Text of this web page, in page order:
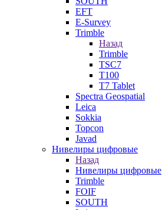
EFT
E-Survey
Trimble
Назад
Trimble
TSC7
T100
T7 Tablet
Spectra Geospatial
Leica
Sokkia
Topcon
Javad
Нивелиры цифровые
Назад
Нивелиры цифровые
Trimble
FOIF
SOUTH